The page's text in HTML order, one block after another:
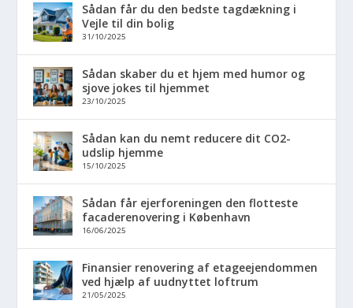
Sådan får du den bedste tagdækning i
Vejle til din bolig
31/10/2025
Sådan skaber du et hjem med humor og
sjove jokes til hjemmet
23/10/2025
Sådan kan du nemt reducere dit CO2-
udslip hjemme
15/10/2025
Sådan får ejerforeningen den flotteste
facaderenovering i København
16/06/2025
Finansier renovering af etageejendommen
ved hjælp af uudnyttet loftrum
21/05/2025